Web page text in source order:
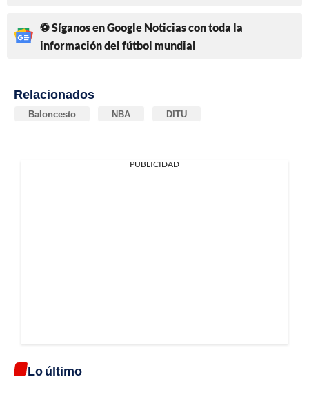
⚽ Síganos en Google Noticias con toda la
información del fútbol mundial
Relacionados
Baloncesto NBA DITU
PUBLICIDAD
Lo último